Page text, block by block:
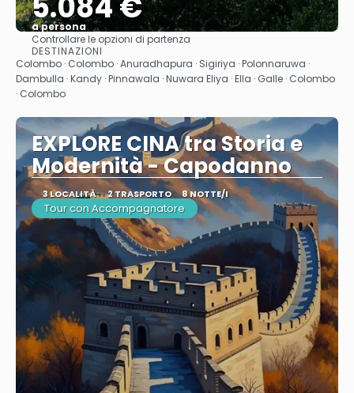
a persona
Vedere
Controllare le opzioni di partenza
DESTINAZIONI
Colombo · Colombo · Anuradhapura · Sigiriya · Polonnaruwa ·
Dambulla · Kandy · Pinnawala · Nuwara Eliya · Ella · Galle · Colombo
· Colombo
EXPLORE CINA tra Storia e
Modernità - Capodanno
3 LOCALITÀ 2 TRASPORTO 8 NOTTE/I
Tour con Accompagnatore